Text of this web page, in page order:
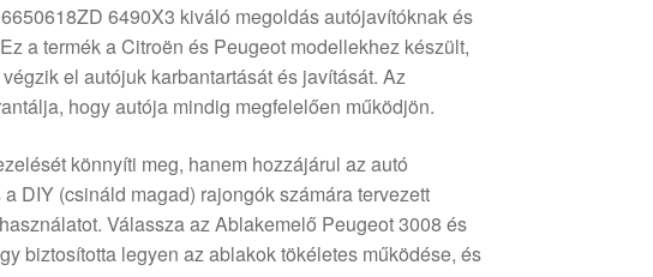
6490X3 kiváló megoldás autójavítóknak és
a termék a Citroën és Peugeot modellekhez készült,
el autójuk karbantartását és javítását. Az
hogy autója mindig megfelelően működjön.
könnyíti meg, hanem hozzájárul az autó
DIY (csináld magad) rajongók számára tervezett
Válassza az Ablakemelő Peugeot 3008 és
biztosította legyen az ablakok tökéletes működése, és